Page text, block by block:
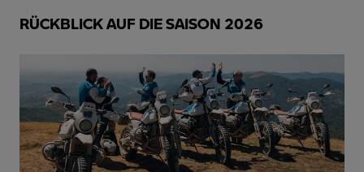
RÜCKBLICK AUF DIE SAISON 2026